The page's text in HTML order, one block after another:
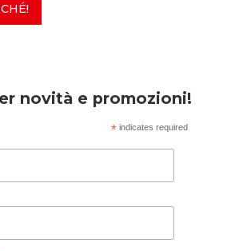
novità e promozioni!
* indicates required